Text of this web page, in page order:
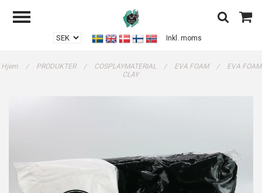
Inkl. moms
Hjem / PRODUKTER / COSPLAYMATERIAL / EVA FOAM /
EVA FOAM
CLAY